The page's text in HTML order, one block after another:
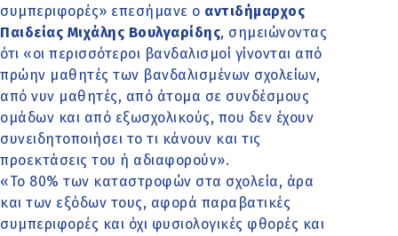
συμπεριφορές» επεσήμανε ο αντιδήμαρχος
Παιδείας Μιχάλης Βουλγαρίδης, σημειώνοντας
ότι «οι περισσότεροι βανδαλισμοί γίνονται από
πρώην μαθητές των βανδαλισμένων σχολείων,
από νυν μαθητές, από άτομα σε συνδέσμους
ομάδων και από εξωσχολικούς, που δεν έχουν
συνειδητοποιήσει το τι κάνουν και τις
προεκτάσεις του ή αδιαφορούν».
«Το 80% των καταστροφών στα σχολεία, άρα
και των εξόδων τους, αφορά παραβατικές
συμπεριφορές και όχι φυσιολογικές φθορές και